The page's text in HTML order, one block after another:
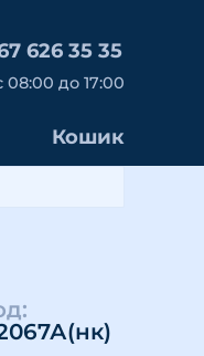
626 35 35
08:00 до 17:00
Кошик